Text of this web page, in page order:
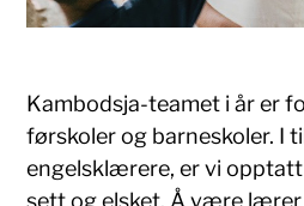
Kambodsja-teamet i år er
førskoler og barneskoler. I
engelsklærere, er vi opptatt
sett og elsket. Å være